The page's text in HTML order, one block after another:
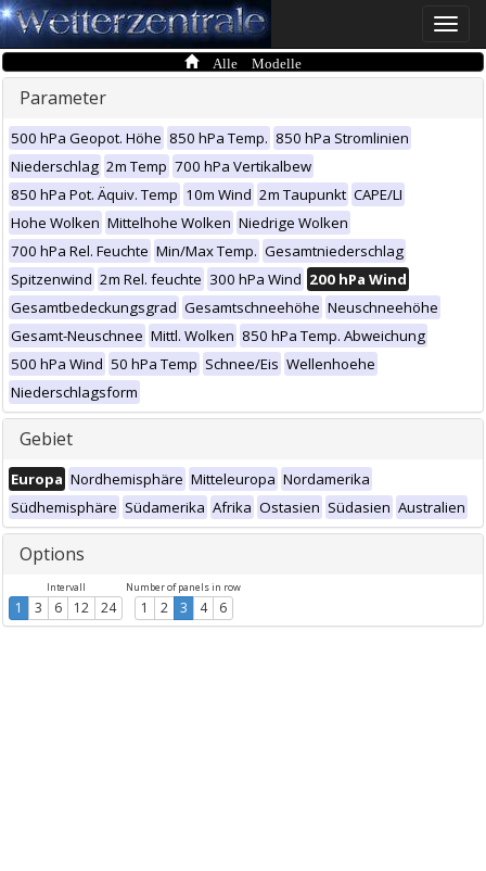
Toggle
Alle Modelle
Parameter
500 hPa Geopot. Höhe 850 hPa Temp. 850 hPa Stromlinien
Niederschlag 2m Temp 700 hPa Vertikalbew
850 hPa Pot. Äquiv. Temp 10m Wind 2m Taupunkt CAPE/LI
Hohe Wolken Mittelhohe Wolken Niedrige Wolken
700 hPa Rel. Feuchte Min/Max Temp. Gesamtniederschlag
Spitzenwind 2m Rel. feuchte 300 hPa Wind 200 hPa Wind
Gesamtbedeckungsgrad Gesamtschneehöhe Neuschneehöhe
Gesamt-Neuschnee Mittl. Wolken 850 hPa Temp. Abweichung
500 hPa Wind 50 hPa Temp Schnee/Eis Wellenhoehe
Niederschlagsform
Gebiet
Europa Nordhemisphäre Mitteleuropa Nordamerika
Südhemisphäre Südamerika Afrika Ostasien Südasien Australien
Options
Intervall
1 3 6 12 24
Number of panels in row
1 2 3 4 6